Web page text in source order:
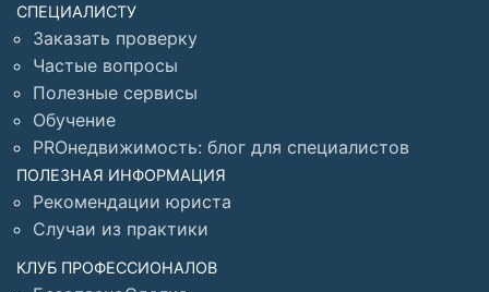
СПЕЦИАЛИСТУ
Заказать проверку
Частые вопросы
Полезные сервисы
Обучение
PROнедвижимость: блог для специалистов
ПОЛЕЗНАЯ ИНФОРМАЦИЯ
Рекомендации юриста
Случаи из практики
КЛУБ ПРОФЕССИОНАЛОВ